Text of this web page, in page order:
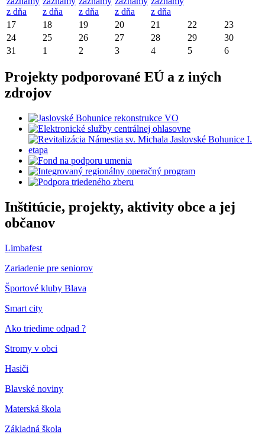
z dňa
z dňa
z dňa
z dňa
z dňa
17 18 19 20 21 22
23
24
25 26 27 28 29
30
31
1 2 3 4 5 6
Projekty podporované EÚ a z iných
zdrojov
Inštitúcie, projekty, aktivity obce a jej
občanov
Limbafest
Zariadenie pre seniorov
Športové kluby Blava
Smart city
Ako triedime odpad ?
Stromy v obci
Hasiči
Blavské noviny
Materská škola
Základná škola